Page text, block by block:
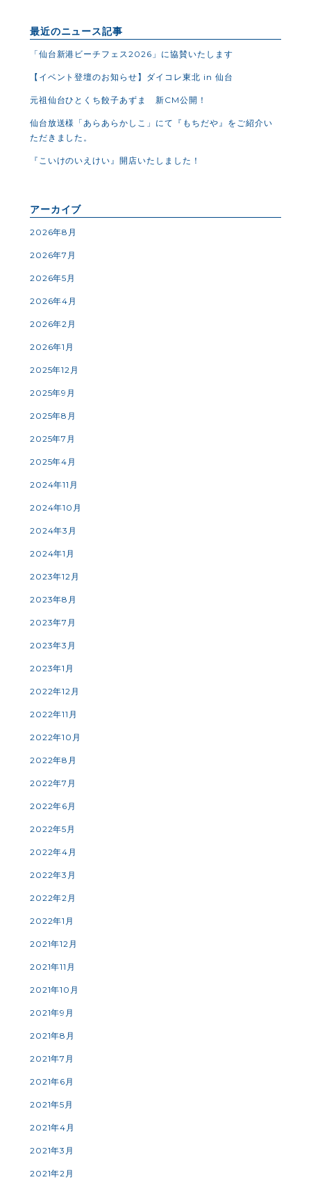
最近のニュース記事
「仙台新港ビーチフェス2026」に協賛いたします
【イベント登壇のお知らせ】ダイコレ東北 in 仙台
元祖仙台ひとくち餃子あずま 新CM公開！
仙台放送様「あらあらかしこ」にて『もちだや』をご紹介い
ただきました。
『こいけのいえけい』開店いたしました！
アーカイブ
2026年8月
2026年7月
2026年5月
2026年4月
2026年2月
2026年1月
2025年12月
2025年9月
2025年8月
2025年7月
2025年4月
2024年11月
2024年10月
2024年3月
2024年1月
2023年12月
2023年8月
2023年7月
2023年3月
2023年1月
2022年12月
2022年11月
2022年10月
2022年8月
2022年7月
2022年6月
2022年5月
2022年4月
2022年3月
2022年2月
2022年1月
2021年12月
2021年11月
2021年10月
2021年9月
2021年8月
2021年7月
2021年6月
2021年5月
2021年4月
2021年3月
2021年2月